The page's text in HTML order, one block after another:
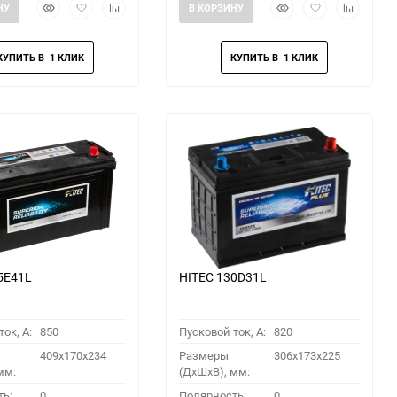
БыстрыйДобавить
избранное
Добавить
БыстрыйДобавить
избранное
Добавить
В КОРЗИНУ
A: 850
409x170x234
HITEC 130D31L
Пусковой ток, A: 820
Размеры
(ДхШхВ), мм:
306x173x225